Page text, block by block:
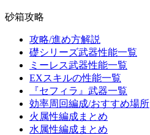
砂箱攻略
攻略/進め方解説
礎シリーズ武器性能一覧
ミーレス武器性能一覧
EXスキルの性能一覧
『セフィラ』武器一覧
効率周回編成/おすすめ場所
火属性編成まとめ
水属性編成まとめ